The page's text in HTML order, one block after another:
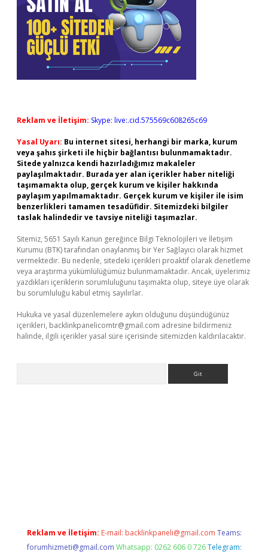
Reklam ve İletişim: Skype: live:.cid.575569c608265c69
Yasal Uyarı: Bu internet sitesi, herhangi bir marka, kurum
veya şahıs şirketi ile hiçbir bağlantısı bulunmamaktadır.
Sitede yalnızca kendi hazırladığımız makaleler
paylaşılmaktadır. Burada yer alan içerikler haber niteliği
taşımamakta olup, gerçek kurum ve kişiler hakkında
paylaşım yapılmamaktadır. Gerçek kurum ve kişiler ile isim
benzerlikleri tamamen tesadüfidir. Sitemizdeki bilgiler
taslak halindedir ve tavsiye niteliği taşımazlar.
Sitemiz, 5651 Sayılı Kanun gereğince Bilgi Teknolojileri ve İletişim
Kurumu (BTK) tarafından onaylanmış bir Yer Sağlayıcı olarak hizmet
vermektedir. Bu nedenle, sitedeki içerikleri proaktif olarak denetleme
veya araştırma yükümlülüğümüz bulunmamaktadır. Ancak, üyelerimiz
yazdıkları içeriklerin sorumluluğunu taşımakta olup, siteye üye olarak
bu sorumluluğu kabul etmiş sayılırlar.
Hukuka ve yasal düzenlemelere aykırı olduğunu düşündüğünüz
içerikleri, backlinkpanelicomtr@gmail.com adresine bildirmeniz
halinde, ilgili içerikler yasal süre içerisinde sitemizden kaldırılacaktır.
Reklam ve İletişim: E-mail: backlinkpaneli@gmail.com Teams:
forumhizmeti@gmail.com Whatsapp: 0262 606 0 726 Telegram: